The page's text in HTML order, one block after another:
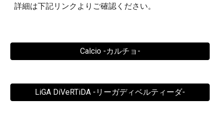
詳細は下記リンクよりご確認ください。
Calcio -カルチョ-
LiGA DiVeRTiDA -リーガディベルティーダ-